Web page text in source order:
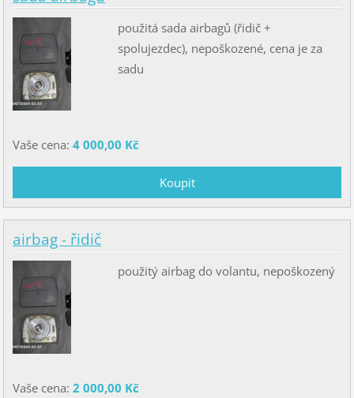
použitá sada airbagů (řidič +
spolujezdec), nepoškozené, cena je za
sadu
Vaše cena: 4 000,00 Kč
airbag - řidič
použitý airbag do volantu, nepoškozený
Vaše cena: 2 000,00 Kč